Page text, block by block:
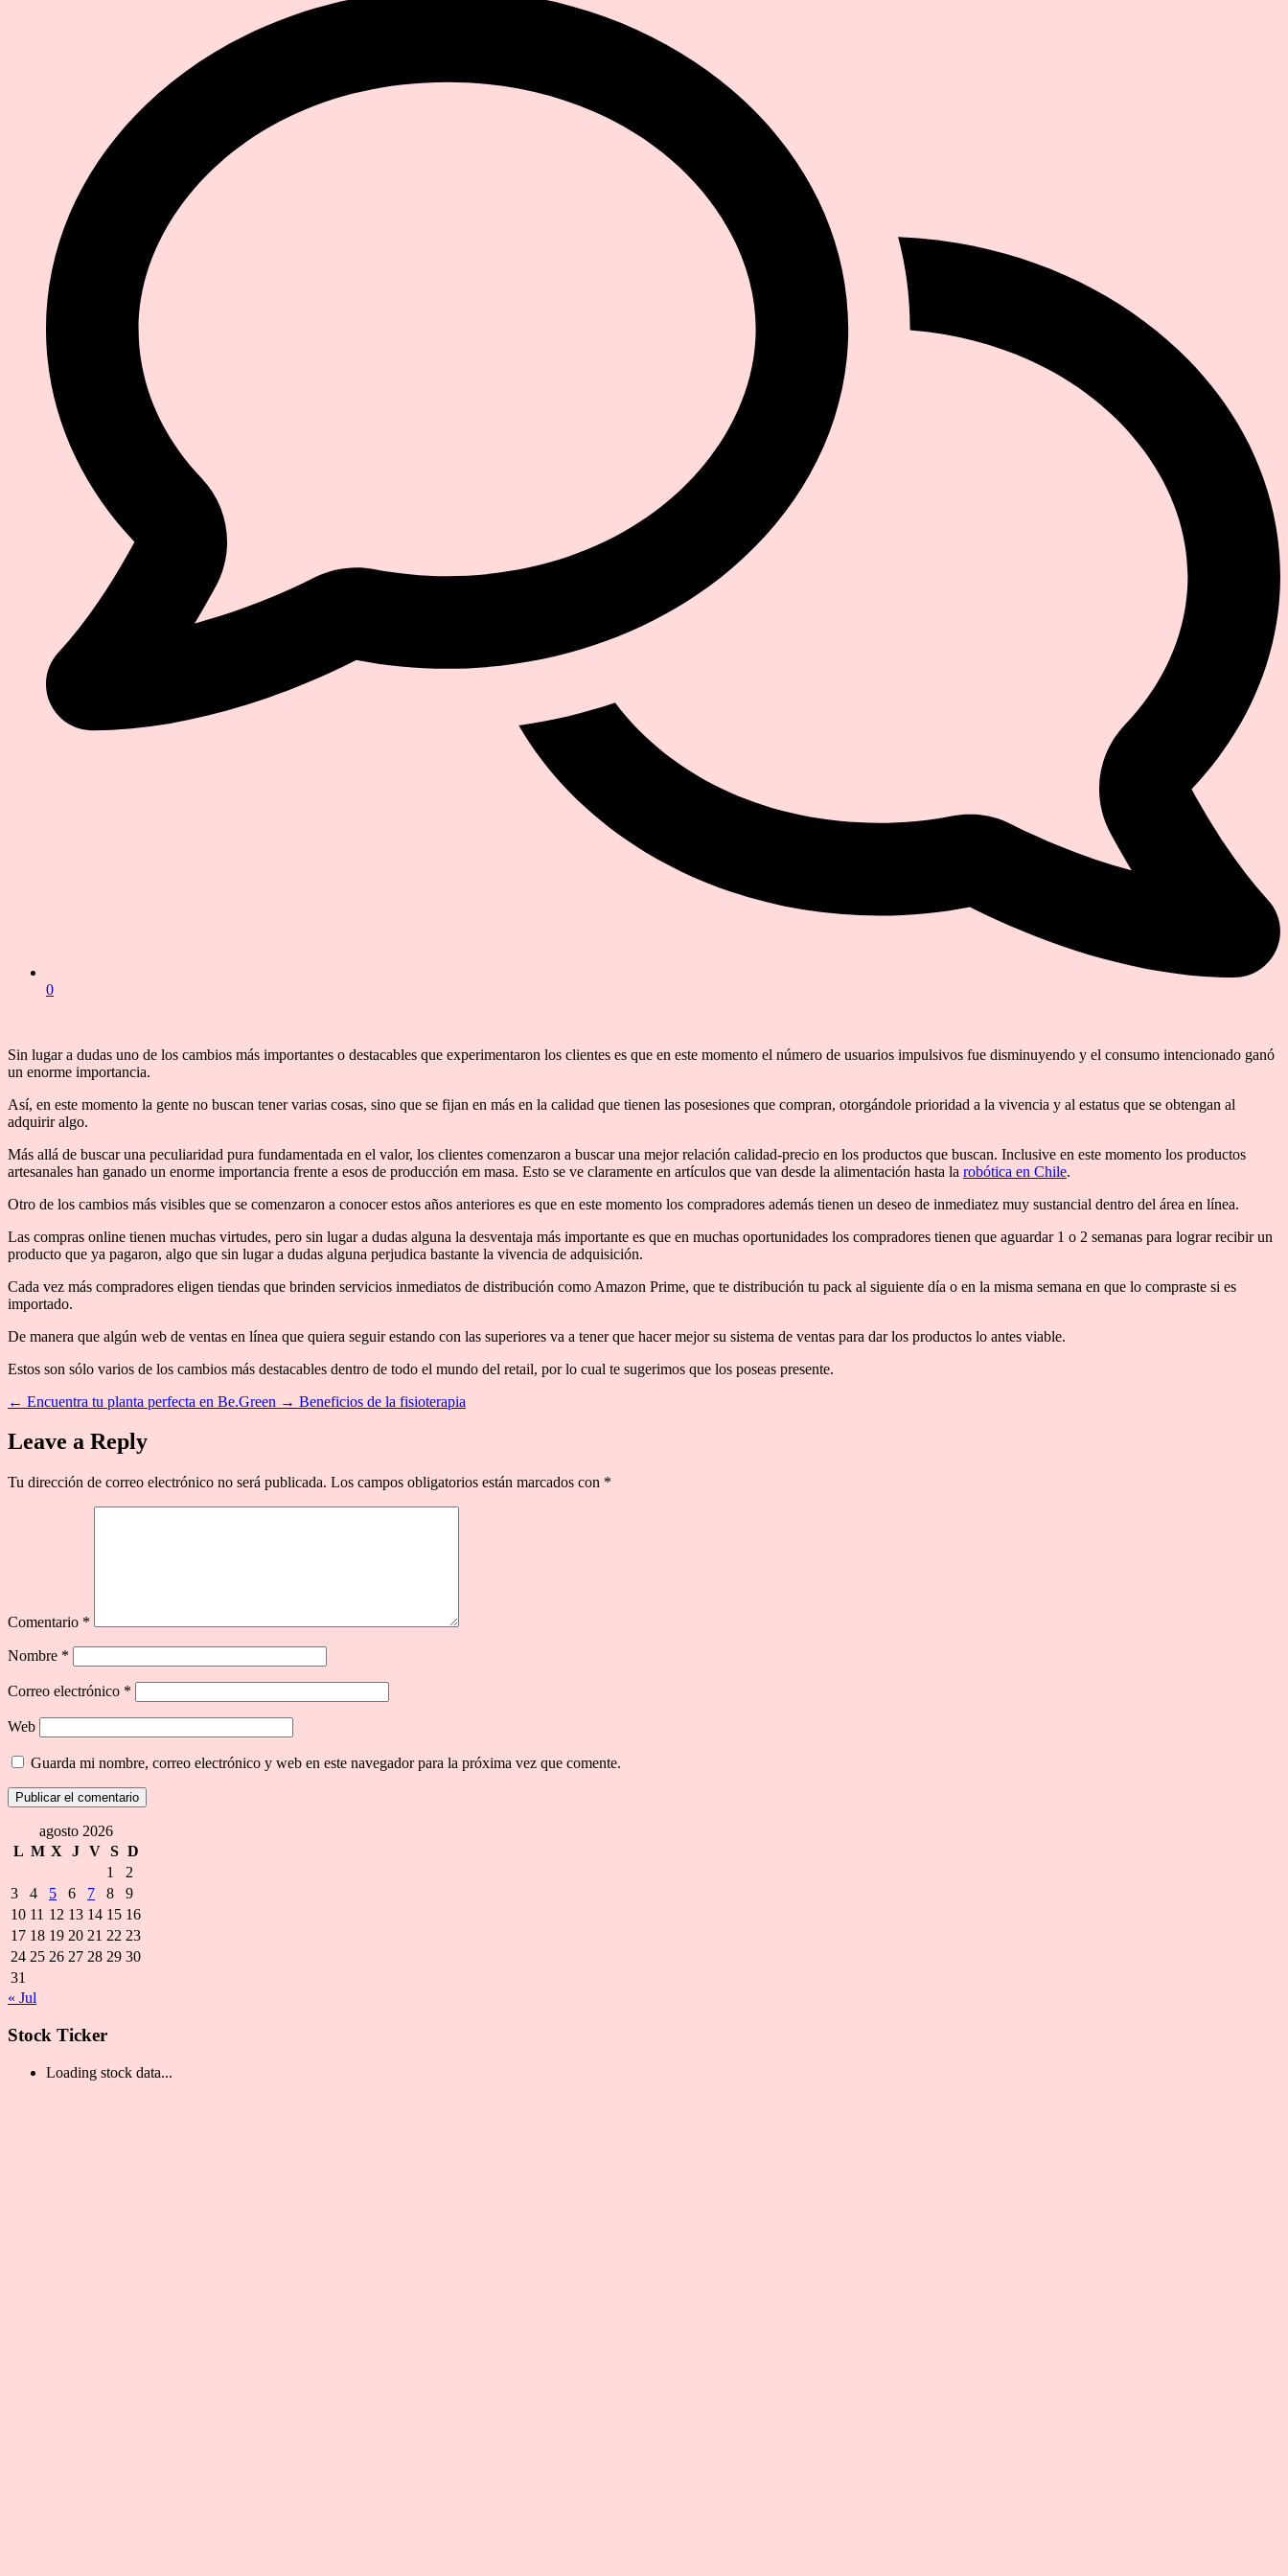
0
Sin lugar a dudas uno de los cambios más importantes o destacables que experimentaron los clientes es que en este momento el número de usuarios impulsivos fue disminuyendo y el consumo intencionado ganó
un enorme importancia.
Así, en este momento la gente no buscan tener varias cosas, sino que se fijan en más en la calidad que tienen las posesiones que compran, otorgándole prioridad a la vivencia y al estatus que se obtengan al
adquirir algo.
Más allá de buscar una peculiaridad pura fundamentada en el valor, los clientes comenzaron a buscar una mejor relación calidad-precio en los productos que buscan. Inclusive en este momento los productos
artesanales han ganado un enorme importancia frente a esos de producción em masa. Esto se ve claramente en artículos que van desde la alimentación hasta la robótica en Chile.
Otro de los cambios más visibles que se comenzaron a conocer estos años anteriores es que en este momento los compradores además tienen un deseo de inmediatez muy sustancial dentro del área en línea.
Las compras online tienen muchas virtudes, pero sin lugar a dudas alguna la desventaja más importante es que en muchas oportunidades los compradores tienen que aguardar 1 o 2 semanas para lograr recibir un
producto que ya pagaron, algo que sin lugar a dudas alguna perjudica bastante la vivencia de adquisición.
Cada vez más compradores eligen tiendas que brinden servicios inmediatos de distribución como Amazon Prime, que te distribución tu pack al siguiente día o en la misma semana en que lo compraste si es
importado.
De manera que algún web de ventas en línea que quiera seguir estando con las superiores va a tener que hacer mejor su sistema de ventas para dar los productos lo antes viable.
Estos son sólo varios de los cambios más destacables dentro de todo el mundo del retail, por lo cual te sugerimos que los poseas presente.
← Encuentra tu planta perfecta en Be.Green → Beneficios de la fisioterapia
Leave a Reply
Tu dirección de correo electrónico no será publicada. Los campos obligatorios están marcados con *
Comentario *
Nombre *
Correo electrónico *
Web
Guarda mi nombre, correo electrónico y web en este navegador para la próxima vez que comente.
agosto 2026
L M X J V S D
1
2
3
4 5 6 7 8
9
10 11 12 13 14 15 16
17 18 19 20 21 22 23
24 25 26 27 28 29 30
31
« Jul
Stock Ticker
Loading stock data...